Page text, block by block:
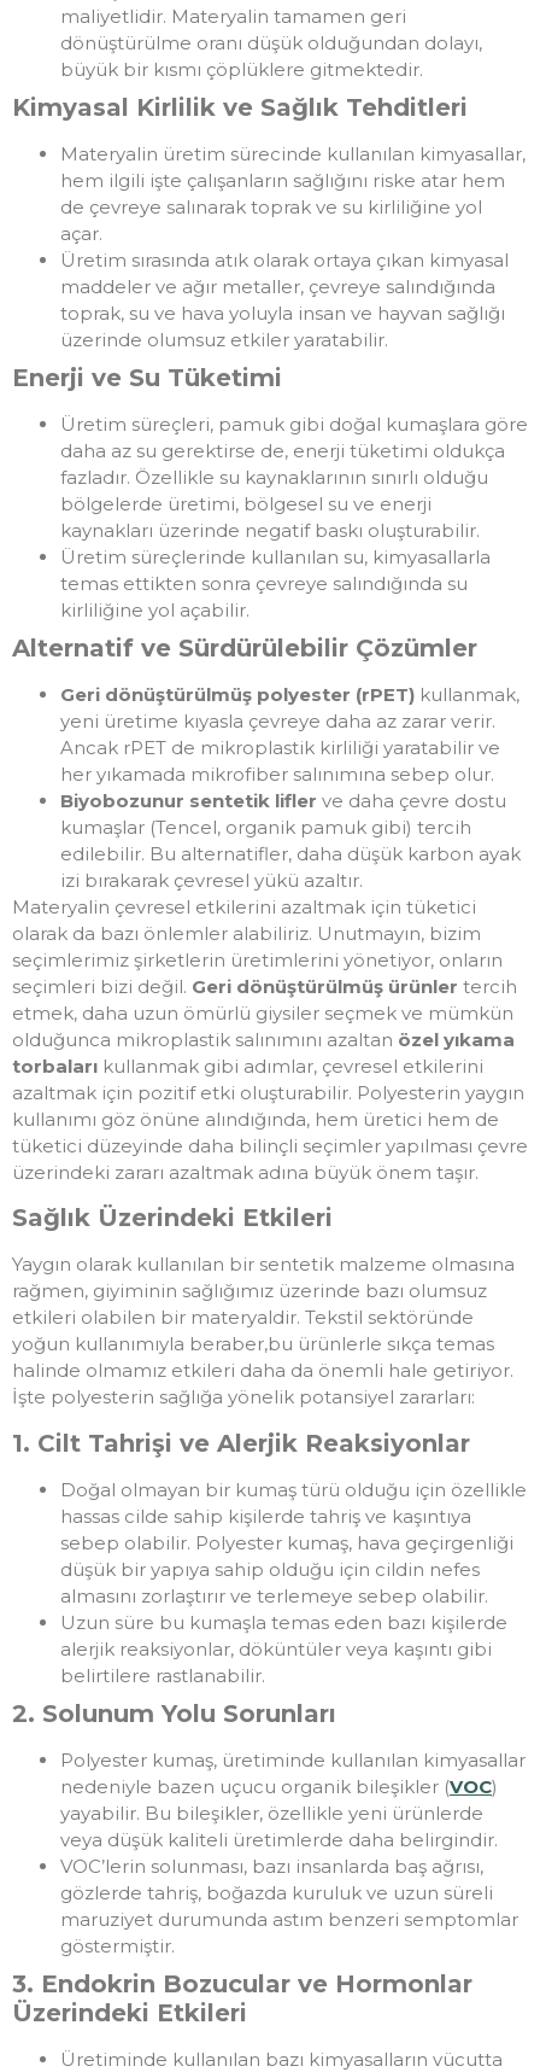
maliyetlidir. Materyalin tamamen geri
dönüştürülme oranı düşük olduğundan dolayı,
büyük bir kısmı çöplüklere gitmektedir.
Kimyasal Kirlilik ve Sağlık Tehditleri
Materyalin üretim sürecinde kullanılan kimyasallar,
hem ilgili işte çalışanların sağlığını riske atar hem
de çevreye salınarak toprak ve su kirliliğine yol
açar.
Üretim sırasında atık olarak ortaya çıkan kimyasal
maddeler ve ağır metaller, çevreye salındığında
toprak, su ve hava yoluyla insan ve hayvan sağlığı
üzerinde olumsuz etkiler yaratabilir.
Enerji ve Su Tüketimi
Üretim süreçleri, pamuk gibi doğal kumaşlara göre
daha az su gerektirse de, enerji tüketimi oldukça
fazladır. Özellikle su kaynaklarının sınırlı olduğu
bölgelerde üretimi, bölgesel su ve enerji
kaynakları üzerinde negatif baskı oluşturabilir.
Üretim süreçlerinde kullanılan su, kimyasallarla
temas ettikten sonra çevreye salındığında su
kirliliğine yol açabilir.
Alternatif ve Sürdürülebilir Çözümler
Geri dönüştürülmüş polyester (rPET) kullanmak,
yeni üretime kıyasla çevreye daha az zarar verir.
Ancak rPET de mikroplastik kirliliği yaratabilir ve
her yıkamada mikrofiber salınımına sebep olur.
Biyobozunur sentetik lifler ve daha çevre dostu
kumaşlar (Tencel, organik pamuk gibi) tercih
edilebilir. Bu alternatifler, daha düşük karbon ayak
izi bırakarak çevresel yükü azaltır.
Materyalin çevresel etkilerini azaltmak için tüketici
olarak da bazı önlemler alabiliriz. Unutmayın, bizim
seçimlerimiz şirketlerin üretimlerini yönetiyor, onların
seçimleri bizi değil. Geri dönüştürülmüş ürünler tercih
etmek, daha uzun ömürlü giysiler seçmek ve mümkün
olduğunca mikroplastik salınımını azaltan özel yıkama
torbaları kullanmak gibi adımlar, çevresel etkilerini
azaltmak için pozitif etki oluşturabilir. Polyesterin yaygın
kullanımı göz önüne alındığında, hem üretici hem de
tüketici düzeyinde daha bilinçli seçimler yapılması çevre
üzerindeki zararı azaltmak adına büyük önem taşır.
Sağlık Üzerindeki Etkileri
Yaygın olarak kullanılan bir sentetik malzeme olmasına
rağmen, giyiminin sağlığımız üzerinde bazı olumsuz
etkileri olabilen bir materyaldir. Tekstil sektöründe
yoğun kullanımıyla beraber,bu ürünlerle sıkça temas
halinde olmamız etkileri daha da önemli hale getiriyor.
İşte polyesterin sağlığa yönelik potansiyel zararları:
1. Cilt Tahrişi ve Alerjik Reaksiyonlar
Doğal olmayan bir kumaş türü olduğu için özellikle
hassas cilde sahip kişilerde tahriş ve kaşıntıya
sebep olabilir. Polyester kumaş, hava geçirgenliği
düşük bir yapıya sahip olduğu için cildin nefes
almasını zorlaştırır ve terlemeye sebep olabilir.
Uzun süre bu kumaşla temas eden bazı kişilerde
alerjik reaksiyonlar, döküntüler veya kaşıntı gibi
belirtilere rastlanabilir.
2. Solunum Yolu Sorunları
Polyester kumaş, üretiminde kullanılan kimyasallar
nedeniyle bazen uçucu organik bileşikler (VOC)
yayabilir. Bu bileşikler, özellikle yeni ürünlerde
veya düşük kaliteli üretimlerde daha belirgindir.
VOC’lerin solunması, bazı insanlarda baş ağrısı,
gözlerde tahriş, boğazda kuruluk ve uzun süreli
maruziyet durumunda astım benzeri semptomlar
göstermiştir.
3. Endokrin Bozucular ve Hormonlar
Üzerindeki Etkileri
Üretiminde kullanılan bazı kimyasalların vücutta